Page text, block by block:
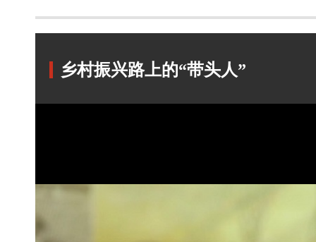
乡村振兴路上的“带头人”